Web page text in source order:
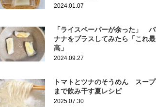
2024.01.07
「ライスペーパーが余った」 バ
ナナをプラスしてみたら「これ最
高」
2024.09.27
トマトとツナのそうめん スープ
まで飲み干す夏レシピ
2025.07.30